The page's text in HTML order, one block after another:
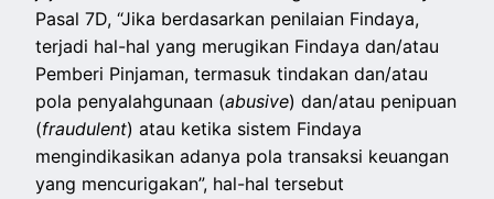
Pasal 7D, “Jika berdasarkan penilaian Findaya,
terjadi hal-hal yang merugikan Findaya dan/atau
Pemberi Pinjaman, termasuk tindakan dan/atau
pola penyalahgunaan (abusive) dan/atau penipuan
(fraudulent) atau ketika sistem Findaya
mengindikasikan adanya pola transaksi keuangan
yang mencurigakan”, hal-hal tersebut